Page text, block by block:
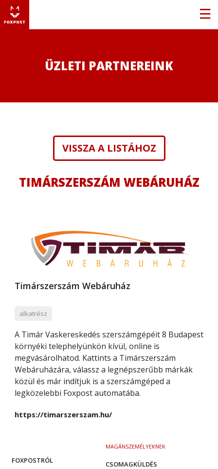
ÜZLETI PARTNEREINK
VISSZA A LISTÁHOZ
TIMÁRSZERSZÁM WEBÁRUHÁZ
Timárszerszám Webáruház
alkatrész
A Timár Vaskereskedés szerszámgépéit 8 Budapest
környéki telephelyünkön kívül, online is
megvásárolhatod. Kattints a Timárszerszám
Webáruházára, válassz a legnépszerűbb márkák
közül és már indítjuk is a szerszámgéped a
legközelebbi Foxpost automatába.
https://timarszerszam.hu/
MAGÁNSZEMÉLYEKNEK
CSOMAGKÜLDÉS
FOXPOSTRÓL